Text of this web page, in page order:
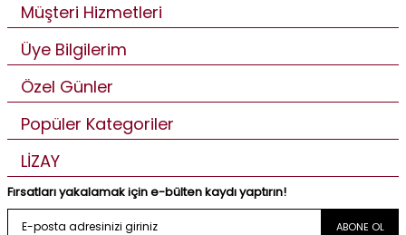
Müşteri Hizmetleri
Üye Bilgilerim
Özel Günler
Popüler Kategoriler
LİZAY
Fırsatları yakalamak için e-bülten kaydı yaptırın!
ABONE OL